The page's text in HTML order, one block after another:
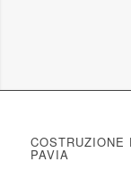
PAVIA